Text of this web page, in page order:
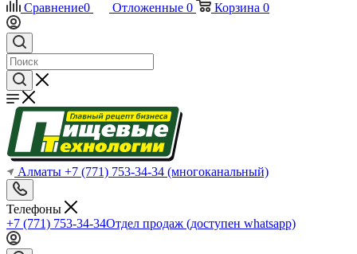
Сравнение0 Отложенные 0 Корзина 0
Алматы +7 (771) 753-34-34 (многоканальный)
Телефоны
+7 (771) 753-34-34Отдел продаж (доступен whatsapp)